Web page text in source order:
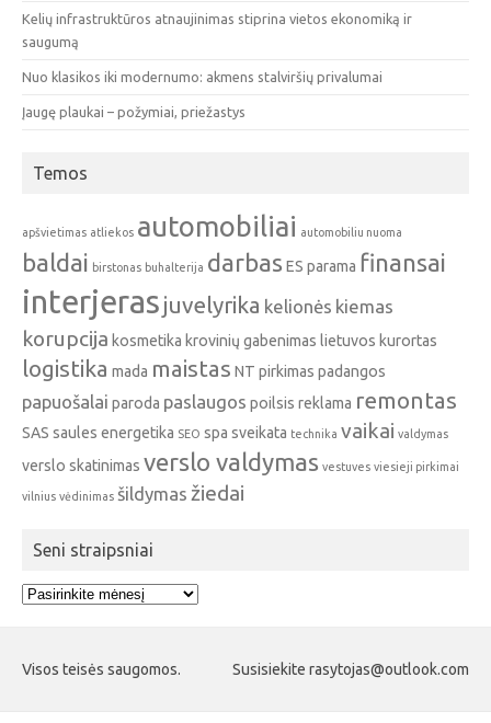
Kelių infrastruktūros atnaujinimas stiprina vietos ekonomiką ir
saugumą
Nuo klasikos iki modernumo: akmens stalviršių privalumai
Įaugę plaukai – požymiai, priežastys
Temos
apšvietimas atliekos automobiliai automobiliu nuoma
baldai birstonas buhalterija darbas ES parama finansai
interjeras juvelyrika kelionės kiemas
korupcija kosmetika krovinių gabenimas lietuvos kurortas
logistika mada maistas NT pirkimas padangos
papuošalai paroda paslaugos poilsis reklama remontas
SAS saules energetika SEO spa sveikata technika vaikai valdymas
verslo skatinimas verslo valdymas vestuves viesieji pirkimai
vilnius vėdinimas šildymas žiedai
Seni straipsniai
Seni
Visos teisės saugomos. Susisiekite rasytojas@outlook.com